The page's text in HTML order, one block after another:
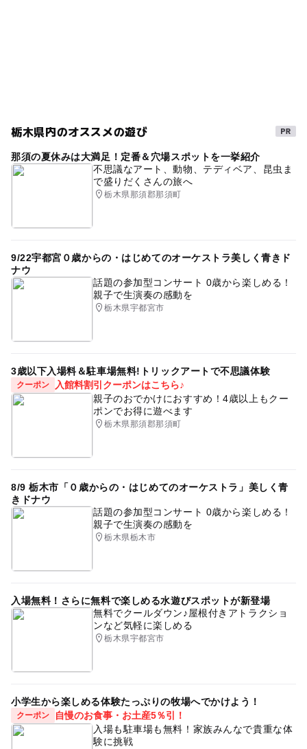
【クーポン】いこーよ限定特典あり！！
GW(ゴールデンウィーク)2027
朝から遊べる 割引券 自然体験 穴場
お得なクーポン 運動・体を動かす
フォレストアドベンチャー・小田原
フォレストアドベンチャー・小田原
フォレストアドベンチャー・秩父
栃木県内のオススメの遊び
那須の夏休みは大満足！定番＆穴場スポットを一挙紹介
不思議なアート、動物、テディベア、昆虫ま
で盛りだくさんの旅へ
栃木県那須郡那須町
9/22宇都宮０歳からの・はじめてのオーケストラ美しく青きド
ナウ
話題の参加型コンサート 0歳から楽しめる！
親子で生演奏の感動を
栃木県宇都宮市
3歳以下入場料＆駐車場無料!トリックアートで不思議体験
クーポン
入館料割引クーポンはこちら♪
親子のおでかけにおすすめ！4歳以上もクー
ポンでお得に遊べます
栃木県那須郡那須町
8/9 栃木市「０歳からの・はじめてのオーケストラ」美しく青
きドナウ
話題の参加型コンサート 0歳から楽しめる！
親子で生演奏の感動を
栃木県栃木市
入場無料！さらに無料で楽しめる水遊びスポットが新登場
無料でクールダウン♪屋根付きアトラクショ
ンなど気軽に楽しめる
栃木県宇都宮市
小学生から楽しめる体験たっぷりの牧場へでかけよう！
クーポン
自慢のお食事・お土産5％引！
入場も駐車場も無料！家族みんなで貴重な体
験に挑戦